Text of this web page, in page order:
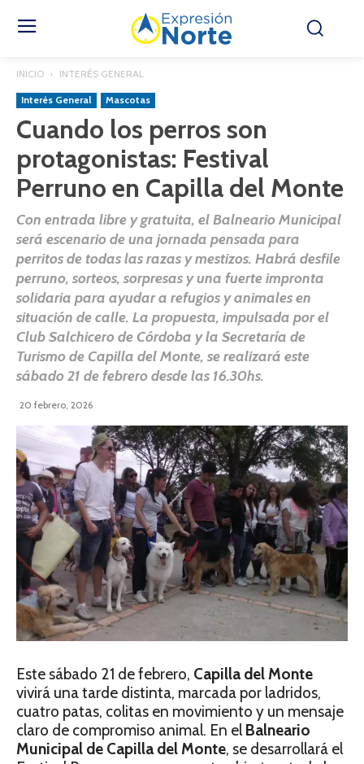
INICIO INTERÉS GENERAL
Interés General Mascotas
Cuando los perros son
protagonistas: Festival
Perruno en Capilla del Monte
Con entrada libre y gratuita, el Balneario Municipal
será escenario de una jornada pensada para
perritos de todas las razas y mestizos. Habrá desfile
perruno, sorteos, sorpresas y una fuerte impronta
solidaria para ayudar a refugios y animales en
situación de calle. La propuesta, impulsada por el
Club Salchicero de Córdoba y la Secretaría de
Turismo de Capilla del Monte, se realizará este
sábado 21 de febrero desde las 16.30hs.
20 febrero, 2026
Este sábado 21 de febrero, Capilla del Monte
vivirá una tarde distinta, marcada por ladridos,
cuatro patas, colitas en movimiento y un mensaje
claro de compromiso animal. En el Balneario
Municipal de Capilla del Monte, se desarrollará el